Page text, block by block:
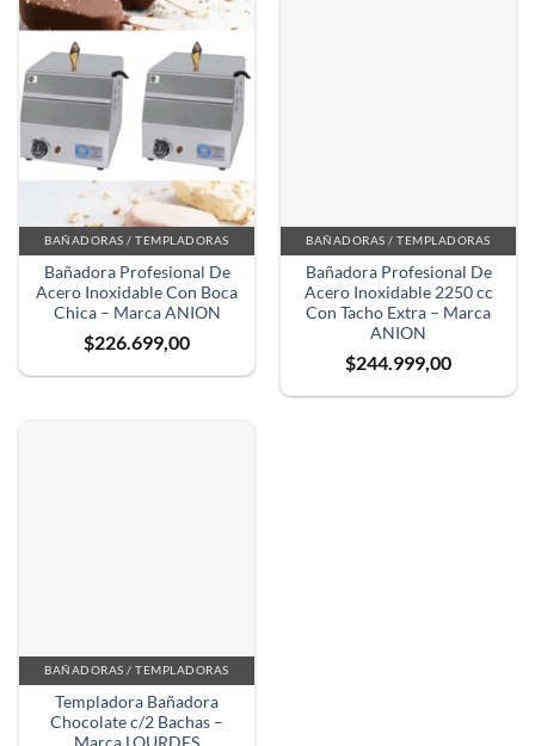
BAÑADORAS / TEMPLADORAS
Bañadora Profesional De
Acero Inoxidable Con Boca
Chica – Marca ANION
$226.699,00
BAÑADORAS / TEMPLADORAS
Bañadora Profesional De
Acero Inoxidable 2250 cc
Con Tacho Extra – Marca
ANION
$244.999,00
BAÑADORAS / TEMPLADORAS
Templadora Bañadora
Chocolate c/2 Bachas –